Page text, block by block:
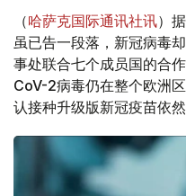
（哈萨克国际通讯社讯）
虽已告一段落，新冠病毒
事处联合七个成员国的合
CoV-2病毒仍在整个欧洲
认接种升级版新冠疫苗依